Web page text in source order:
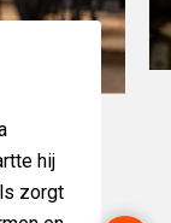
hij
zorgt